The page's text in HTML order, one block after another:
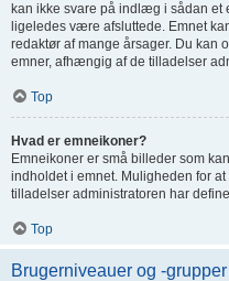
kan ikke svare på indlæg i sådan et
ligeledes være afsluttede. Emnet
redaktør af mange årsager. Du kan
emner, afhængig af de tilladelser
Top
Hvad er emneikoner?
Emneikoner er små billeder som
indholdet i emnet. Muligheden for
tilladelser administratoren har
Top
Brugerniveauer og -grupper